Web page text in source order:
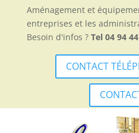
Aménagement et
entreprises et les
Besoin d'infos ? Tel 04 94
CONTACT